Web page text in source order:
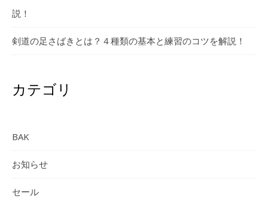
説！
剣道の足さばきとは？４種類の基本と練習のコツを解説！
カテゴリ
BAK
お知らせ
セール